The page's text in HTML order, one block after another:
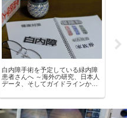
白内障手術を予定している緑内障
患者さんへ ～海外の研究、日本人
データ、そしてガイドラインから